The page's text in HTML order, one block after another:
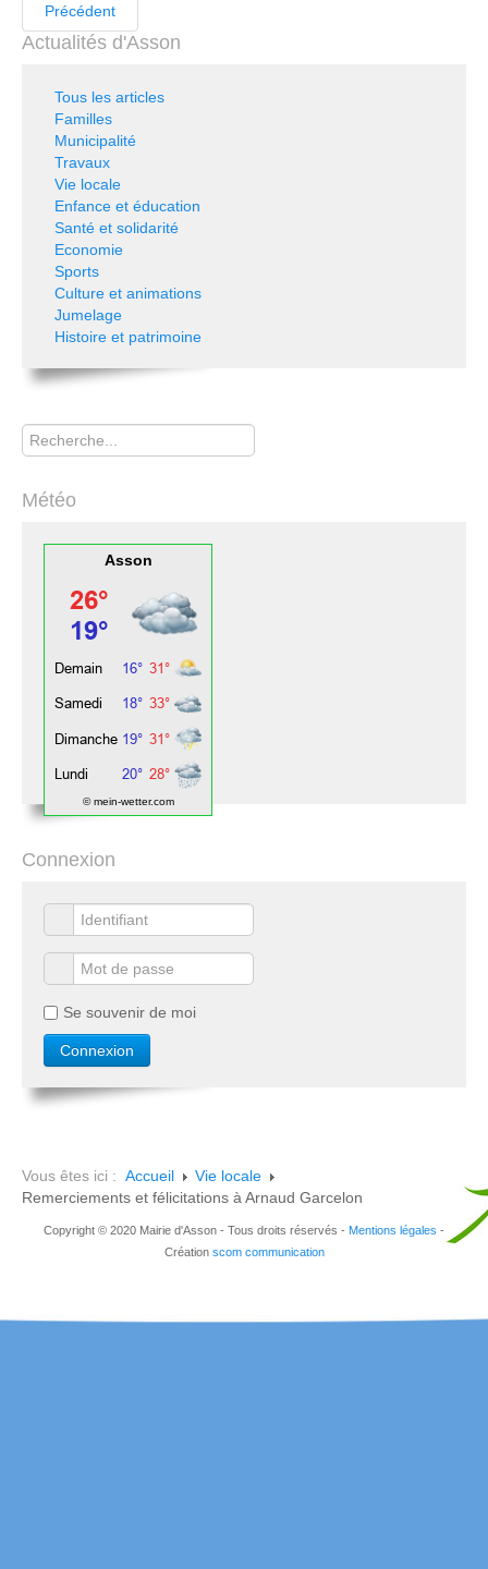
Précédent
Actualités d'Asson
Tous les articles
Familles
Municipalité
Travaux
Vie locale
Enfance et éducation
Santé et solidarité
Economie
Sports
Culture et animations
Jumelage
Histoire et patrimoine
Rechercher
Météo
Asson
© mein-wetter.com
Connexion
Se souvenir de moi
Vous êtes ici : Accueil
Vie locale
Remerciements et félicitations à Arnaud Garcelon
Copyright © 2020 Mairie d'Asson - Tous droits réservés - Mentions légales -
Création scom communication